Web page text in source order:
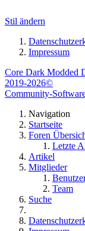
Stil ändern
Impressum
Core Dark Modded
2019-2026©
Community-
Navigation
Startseite
Foren
Letzte
Artikel
Mitglieder
Team
Suche